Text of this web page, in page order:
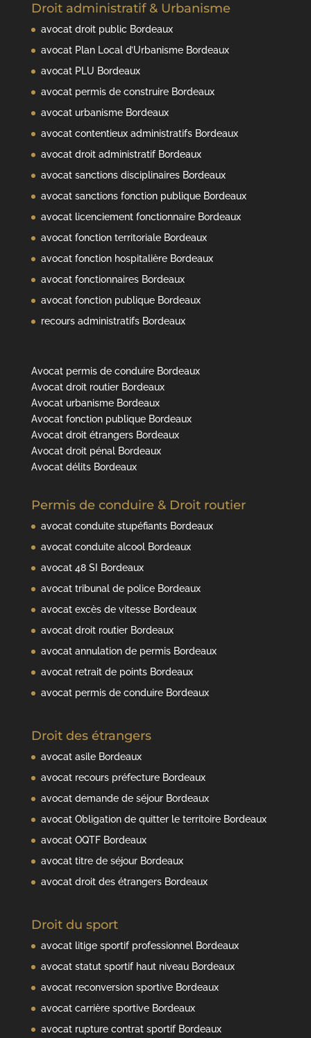
Droit administratif & Urbanisme
avocat droit public Bordeaux
avocat Plan Local d’Urbanisme Bordeaux
avocat PLU Bordeaux
avocat permis de construire Bordeaux
avocat urbanisme Bordeaux
avocat contentieux administratifs Bordeaux
avocat droit administratif Bordeaux
avocat sanctions disciplinaires Bordeaux
avocat sanctions fonction publique Bordeaux
avocat licenciement fonctionnaire Bordeaux
avocat fonction territoriale Bordeaux
avocat fonction hospitalière Bordeaux
avocat fonctionnaires Bordeaux
avocat fonction publique Bordeaux
recours administratifs Bordeaux
Avocat permis de conduire Bordeaux
Avocat droit routier Bordeaux
Avocat urbanisme Bordeaux
Avocat fonction publique Bordeaux
Avocat droit étrangers Bordeaux
Avocat droit pénal Bordeaux
Avocat délits Bordeaux
Permis de conduire & Droit routier
avocat conduite stupéfiants Bordeaux
avocat conduite alcool Bordeaux
avocat 48 SI Bordeaux
avocat tribunal de police Bordeaux
avocat excès de vitesse Bordeaux
avocat droit routier Bordeaux
avocat annulation de permis Bordeaux
avocat retrait de points Bordeaux
avocat permis de conduire Bordeaux
Droit des étrangers
avocat asile Bordeaux
avocat recours préfecture Bordeaux
avocat demande de séjour Bordeaux
avocat Obligation de quitter le territoire Bordeaux
avocat OQTF Bordeaux
avocat titre de séjour Bordeaux
avocat droit des étrangers Bordeaux
Droit du sport
avocat litige sportif professionnel Bordeaux
avocat statut sportif haut niveau Bordeaux
avocat reconversion sportive Bordeaux
avocat carrière sportive Bordeaux
avocat rupture contrat sportif Bordeaux